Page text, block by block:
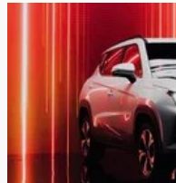
наборе скорости
столкновении